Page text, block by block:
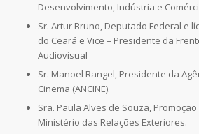
Desenvolvimento, Indústria e
Sr. Artur Bruno, Deputado Federal e
do Ceará e Vice – Presidente da
Audiovisual
Sr. Manoel Rangel, Presidente da
Cinema (ANCINE).
Sra. Paula Alves de Souza,
Ministério das Relações Exteriores.